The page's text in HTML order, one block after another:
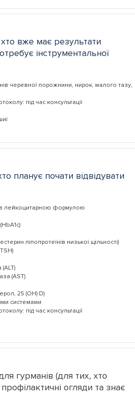
вже має результати
інструментальної
черевної порожнини, нирок, малого тазу,
під час консультації
планує почати відвідувати
з лейкоцитарною формулою
ліпопротеїнів низької щільності)
(AST)
25 (ОН) D)
системами
під час консультації
гурманів (для тих, хто
огляди та знає